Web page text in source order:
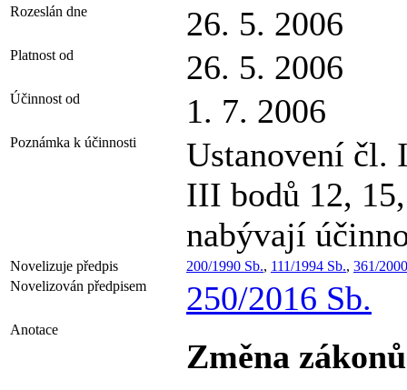
Rozeslán dne 26. 5. 2006
Platnost od 26. 5. 2006
Účinnost od 1. 7. 2006
Poznámka k účinnosti
Ustanovení čl.
III bodů 12,
nabývají
Novelizuje předpis 200/1990 Sb., 111/1994 Sb., 361/
Novelizován předpisem
250/2016 Sb.
Anotace
Změna